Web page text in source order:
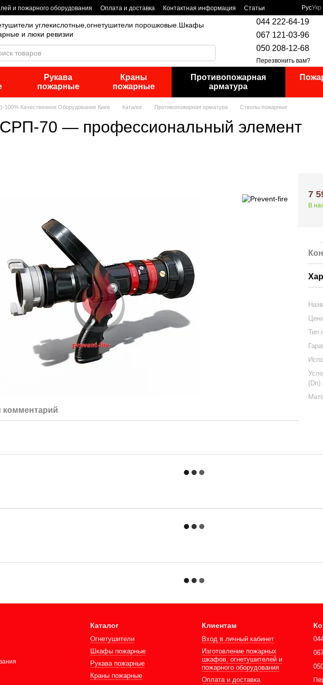
и пожарного оборудования Оплата и доставка Контактная информация Статьи РусУкр
углекислотные,огнетушители порошковые.Шкафы
и люки ревизии
044 222-64-19
067 121-03-96
050 208-12-68
Перезвонить вам?
Рукава
пожарные
Краны
пожарные
Противопожарная
арматура
Качественное Оборудование Киев Каталог Противопожарная арматура Стволы пожарные
70 — профессиональный элемент
7
В
Тип
(Dn)
Каталог
Огнетушители
Шкафы пожарные
Рукава пожарные
Краны пожарные
Клиентам
Вход в личный кабинет
Изготовление пожарных
шкафов, огнетушителей и
пожарного оборудования
Оплата и доставка